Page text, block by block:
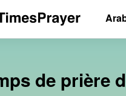
de prière